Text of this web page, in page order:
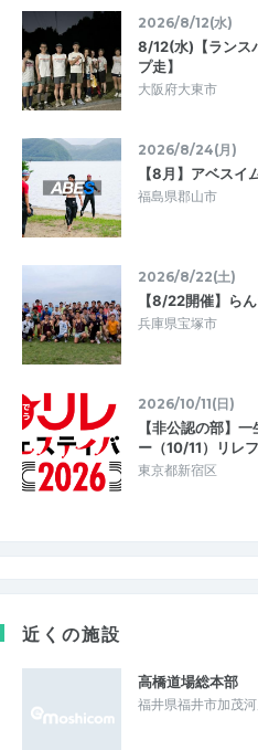
2026/8/12(水)
8/12(水)【ランス
プ走】
大阪府大東市
2026/8/24(月)
【8月】アベスイ
福島県郡山市
2026/8/22(土)
【8/22開催】ら
兵庫県宝塚市
2026/10/11(日)
【非公認の部】
ー（10/11）リレ
東京都新宿区
近くの施設
高橋道場総本部
福井県福井市加茂